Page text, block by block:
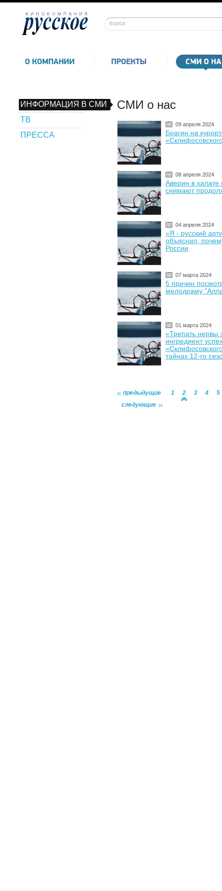
ИНФОРМАЦИЯ В СМИ
ТВ
ПРЕССА
СМИ о нас
09 апреля 2024
Брагин на
08 апреля 2024
Аверин в халате
снимают
04 апреля 2024
«Я - русский
объяснил,
России
07 марта 2024
5 причин
мелодраму
01 марта 2024
«Трепать нервы
ингредиент
тайнах 12-го
предыдущие 1 2 3 4
5
следующие